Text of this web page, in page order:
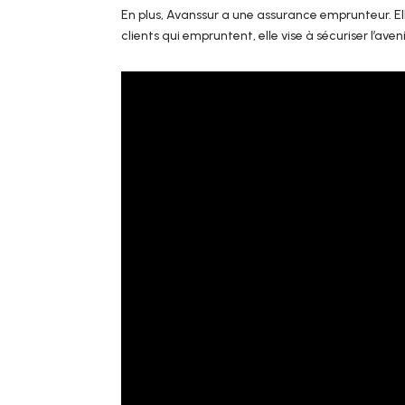
En plus, Avanssur a une assurance emprunteur.
clients qui empruntent, elle vise à sécuriser